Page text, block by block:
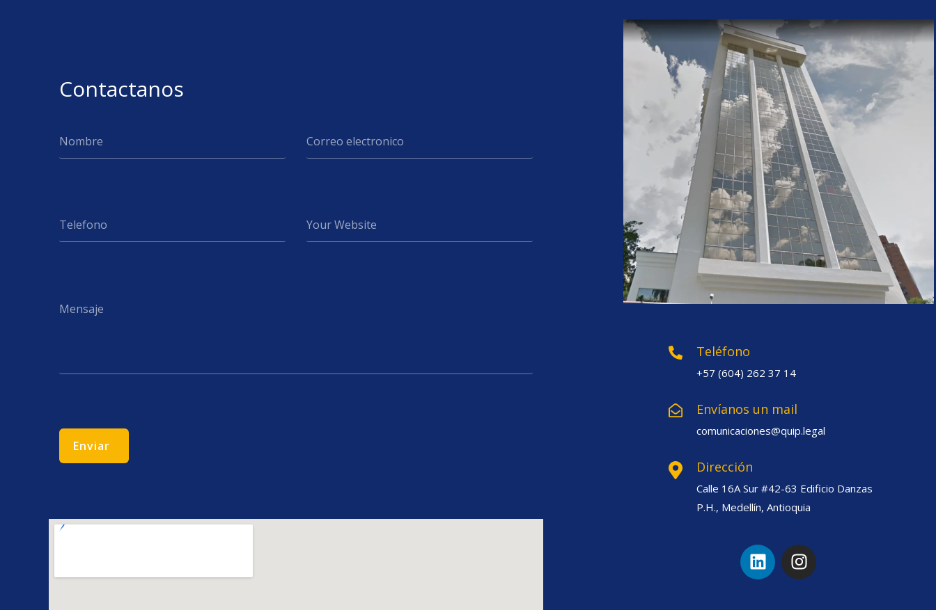
Contactanos
Teléfono
+57 (604) 262 37 14
Envíanos un mail
comunicaciones@quip.legal
Dirección
Calle 16A Sur #42-63 Edificio Danzas
P.H., Medellín, Antioquia